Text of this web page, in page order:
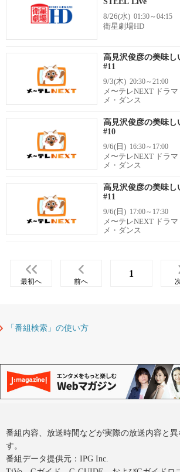
8/26(水) 01:30～04:15
衛星劇場HD
高見沢俊彦の美味し
#11
9/3(木) 20:30～21:00
メ〜テレNEXT ドラマ
メ・ダンス
高見沢俊彦の美味し
#10
9/6(日) 16:30～17:00
メ〜テレNEXT ドラマ
メ・ダンス
高見沢俊彦の美味し
#11
9/6(日) 17:00～17:30
メ〜テレNEXT ドラマ
メ・ダンス
最初へ 前へ
1
「番組検索」の使い方
番組内容、放送時間などが実際の放送内容と
す。
番組データ提供元：IPG Inc.